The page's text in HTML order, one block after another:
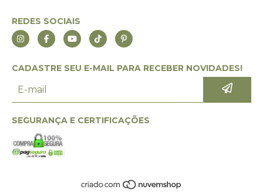
REDES SOCIAIS
CADASTRE SEU E-MAIL PARA RECEBER NOVIDADES!
SEGURANÇA E CERTIFICAÇÕES